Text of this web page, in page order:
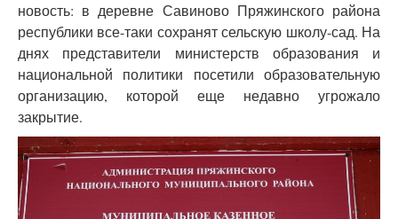
новость: в деревне Савиново Пряжинского района
республики все-таки сохранят сельскую школу-сад. На
днях представители министерств образования и
национальной политики посетили образовательную
организацию, которой еще недавно угрожало
закрытие.